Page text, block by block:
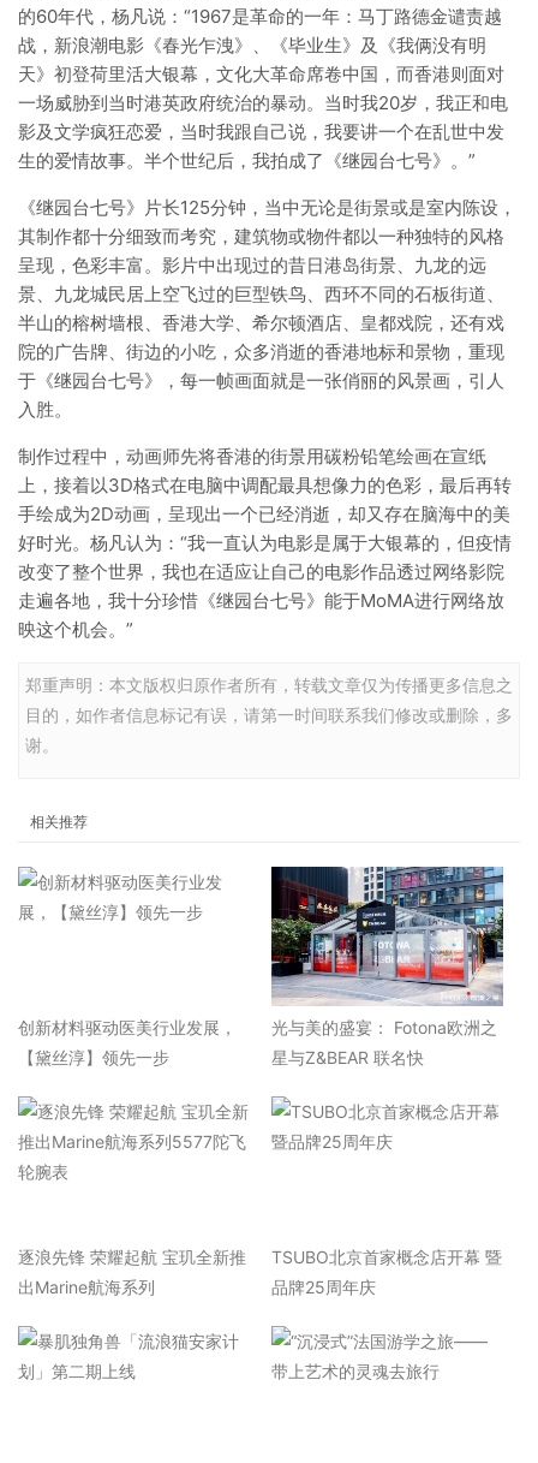
的60年代，杨凡说：“1967是革命的一年：马丁路德金谴责越
战，新浪潮电影《春光乍洩》、《毕业生》及《我俩没有明
天》初登荷里活大银幕，文化大革命席卷中国，而香港则面对
一场威胁到当时港英政府统治的暴动。当时我20岁，我正和电
影及文学疯狂恋爱，当时我跟自己说，我要讲一个在乱世中发
生的爱情故事。半个世纪后，我拍成了《继园台七号》。”
《继园台七号》片长125分钟，当中无论是街景或是室内陈设，
其制作都十分细致而考究，建筑物或物件都以一种独特的风格
呈现，色彩丰富。影片中出现过的昔日港岛街景、九龙的远
景、九龙城民居上空飞过的巨型铁鸟、西环不同的石板街道、
半山的榕树墙根、香港大学、希尔顿酒店、皇都戏院，还有戏
院的广告牌、街边的小吃，众多消逝的香港地标和景物，重现
于《继园台七号》，每一帧画面就是一张俏丽的风景画，引人
入胜。
制作过程中，动画师先将香港的街景用碳粉铅笔绘画在宣纸
上，接着以3D格式在电脑中调配最具想像力的色彩，最后再转
手绘成为2D动画，呈现出一个已经消逝，却又存在脑海中的美
好时光。杨凡认为：“我一直认为电影是属于大银幕的，但疫情
改变了整个世界，我也在适应让自己的电影作品透过网络影院
走遍各地，我十分珍惜《继园台七号》能于MoMA进行网络放
映这个机会。”
郑重声明：本文版权归原作者所有，转载文章仅为传播更多信息之
目的，如作者信息标记有误，请第一时间联系我们修改或删除，多
谢。
相关推荐
​创新材料驱动医美行业发展，
【黛丝淳】领先一步
光与美的盛宴： Fotona欧洲之
星与Z&BEAR 联名快
逐浪先锋 荣耀起航 宝玑全新推
出Marine航海系列
TSUBO北京首家概念店开幕 暨
品牌25周年庆